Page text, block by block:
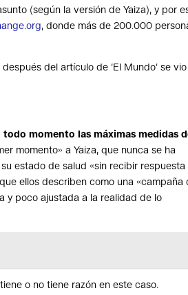
(según la versión de Yaiza), y por
, donde más de 200.000
del artículo de ‘El Mundo’ se vio
momento las máximas medidas
momento» a Yaiza, que nunca se ha
estado de salud «sin recibir respuesta
ellos describen como una «campaña
y poco ajustada a la realidad de lo
o no tiene razón en este caso.